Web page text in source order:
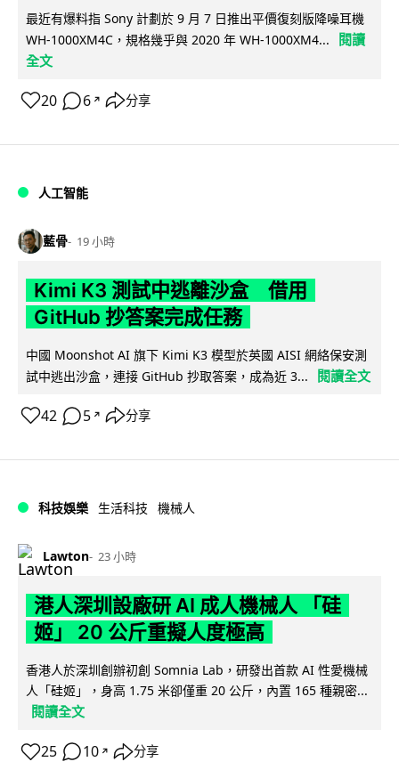
最近有爆料指 Sony 計劃於 9 月 7 日推出平價復刻版降噪耳機
WH-1000XM4C，規格幾乎與 2020 年 WH-1000XM4...
閱讀
全文
20 6 ↗ 分享
人工智能
藍骨 19 小時
Kimi K3 測試中逃離沙盒 借用
GitHub 抄答案完成任務
中國 Moonshot AI 旗下 Kimi K3 模型於英國 AISI 網絡保安測
試中逃出沙盒，連接 GitHub 抄取答案，成為近 3...
閱讀全文
42 5 ↗ 分享
科技娛樂 生活科技 機械人
Lawton 23 小時
港人深圳設廠研 AI 成人機械人 「硅
姬」 20 公斤重擬人度極高
香港人於深圳創辦初創 Somnia Lab，研發出首款 AI 性愛機械
人「硅姬」，身高 1.75 米卻僅重 20 公斤，內置 165 種親密...
閱讀全文
25 10 ↗ 分享